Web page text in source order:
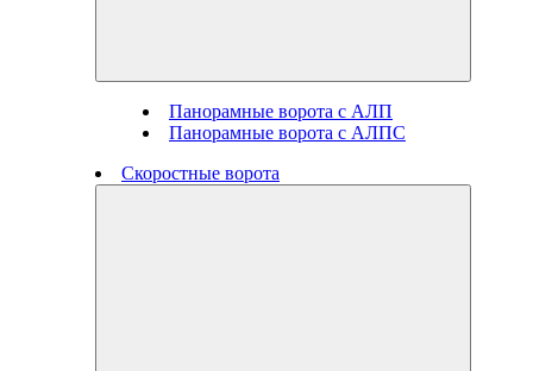
Панорамные ворота с АЛП
Панорамные ворота с АЛПС
Скоростные ворота